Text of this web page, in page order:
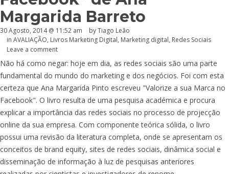
Margarida Barreto
30 Agosto, 2014 @ 11:52 am
by Tiago Leão
in AVALIAÇÃO, Livros Marketing Digital, Marketing digital, Redes Sociais
Leave a comment
Não há como negar: hoje em dia, as redes sociais são uma parte
fundamental do mundo do marketing e dos negócios. Foi com esta
certeza que Ana Margarida Pinto escreveu "Valorize a sua Marca no
Facebook". O livro resulta de uma pesquisa académica e procura
explicar a importância das redes sociais no processo de projecção
online da sua empresa. Com componente teórica sólida, o livro
possui uma revisão da literatura completa, onde se apresentam os
conceitos de brand equity, sites de redes sociais, dinâmica social e
disseminação de informação à luz de pesquisas anteriores